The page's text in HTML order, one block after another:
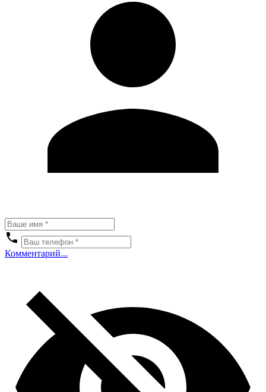
Комментарий...